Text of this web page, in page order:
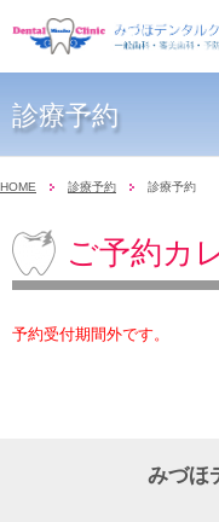
診療予約
HOME 診療予約 診療予約
ご予約カ
予約受付期間外です。
みづほ